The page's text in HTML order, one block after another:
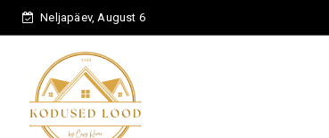
Neljapäev, August 6